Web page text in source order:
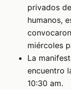
privados
humanos,
miércoles
La
encuentro
10:30 am.